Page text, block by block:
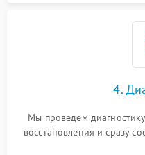
4.
Мы проведем
восстановления и сразу